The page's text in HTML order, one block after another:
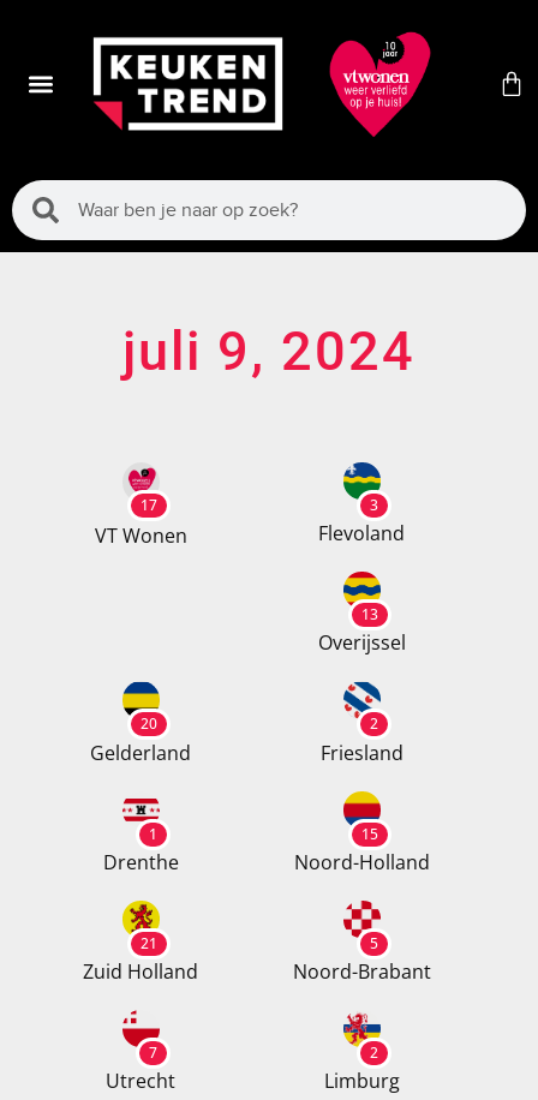
juli 9, 2024
17
VT Wonen
3
Flevoland
13
Overijssel
20
Gelderland
2
Friesland
1
Drenthe
15
Noord-Holland
21
Zuid Holland
5
Noord-Brabant
7
Utrecht
2
Limburg